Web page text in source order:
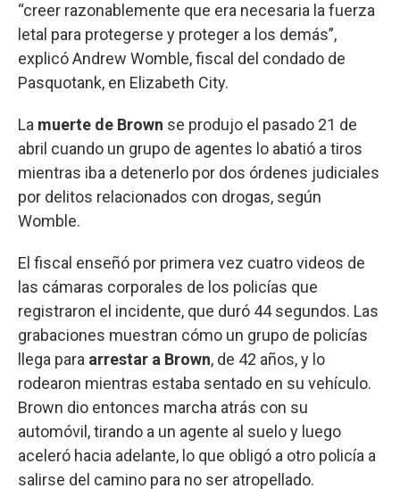
“creer razonablemente que era necesaria la fuerza
letal para protegerse y proteger a los demás”,
explicó Andrew Womble, fiscal del condado de
Pasquotank, en Elizabeth City.
La muerte de Brown se produjo el pasado 21 de
abril cuando un grupo de agentes lo abatió a tiros
mientras iba a detenerlo por dos órdenes judiciales
por delitos relacionados con drogas, según
Womble.
El fiscal enseñó por primera vez cuatro videos de
las cámaras corporales de los policías que
registraron el incidente, que duró 44 segundos. Las
grabaciones muestran cómo un grupo de policías
llega para arrestar a Brown, de 42 años, y lo
rodearon mientras estaba sentado en su vehículo.
Brown dio entonces marcha atrás con su
automóvil, tirando a un agente al suelo y luego
aceleró hacia adelante, lo que obligó a otro policía a
salirse del camino para no ser atropellado.